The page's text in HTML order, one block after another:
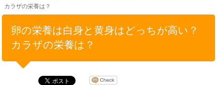
カラザの栄養は？
卵の栄養は白身と黄身はどっちが高い？
カラザの栄養は？